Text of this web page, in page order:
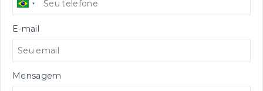
E-mail
Mensagem